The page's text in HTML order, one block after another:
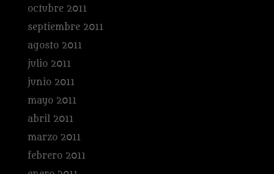
octubre 2011
septiembre 2011
agosto 2011
julio 2011
junio 2011
mayo 2011
abril 2011
marzo 2011
febrero 2011